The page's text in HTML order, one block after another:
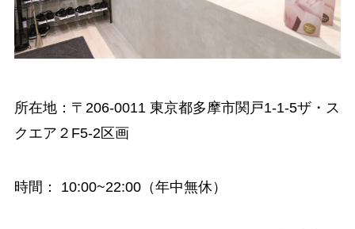
所在地：〒206-0011 東京都多摩市関戸1-1-5ザ・ス
クエア２F5-2区画
時間 ： 10:00~22:00（年中無休）